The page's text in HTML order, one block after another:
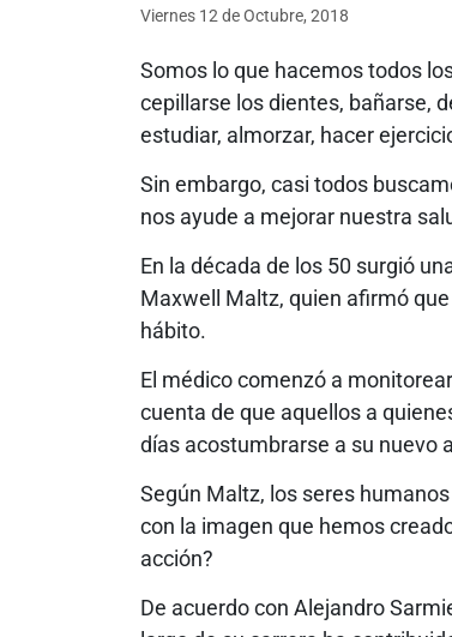
Viernes 12 deOctubre, 2018
Somos lo que hacemos todos
cepillarse los dientes, bañarse,
estudiar, almorzar, hacer
Sin embargo, casi todos
nos ayude a mejorar nuestra
En la década de los 50 surgió
Maxwell Maltz, quien afirmó
hábito.
El médico comenzó a
cuenta de que aquellos a
días acostumbrarse a su nuevo
Según Maltz, los seres
con la imagen que hemos
acción?
De acuerdo con Alejandro